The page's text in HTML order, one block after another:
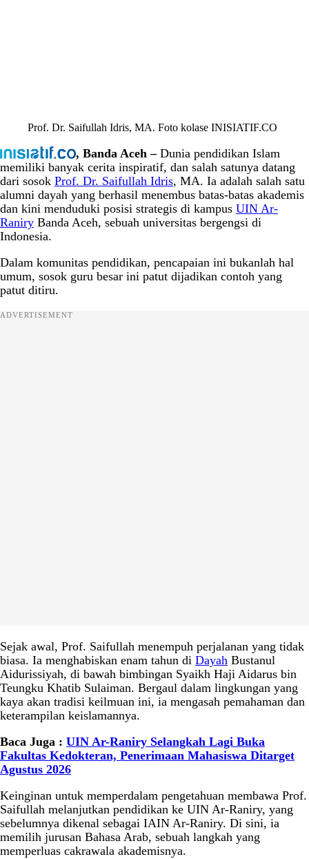
Prof. Dr. Saifullah Idris, MA. Foto kolase INISIATIF.CO
, Banda Aceh –Dunia pendidikan Islam
memiliki banyak cerita inspiratif, dan salah satunya datang
dari sosok Prof. Dr. Saifullah Idris, MA. Ia adalah salah satu
alumni dayah yang berhasil menembus batas-batas akademis
dan kini menduduki posisi strategis di kampus UIN Ar-
Raniry Banda Aceh, sebuah universitas bergengsi di
Indonesia.
Dalam komunitas pendidikan, pencapaian ini bukanlah hal
umum, sosok guru besar ini patut dijadikan contoh yang
patut ditiru.
ADVERTISEMENT
Sejak awal, Prof. Saifullah menempuh perjalanan yang tidak
biasa. Ia menghabiskan enam tahun di Dayah Bustanul
Aidurissiyah, di bawah bimbingan Syaikh Haji Aidarus bin
Teungku Khatib Sulaiman. Bergaul dalam lingkungan yang
kaya akan tradisi keilmuan ini, ia mengasah pemahaman dan
keterampilan keislamannya.
Baca Juga : UIN Ar-Raniry Selangkah Lagi Buka
Fakultas Kedokteran, Penerimaan Mahasiswa Ditarget
Agustus 2026
Keinginan untuk memperdalam pengetahuan membawa Prof.
Saifullah melanjutkan pendidikan ke UIN Ar-Raniry, yang
sebelumnya dikenal sebagai IAIN Ar-Raniry. Di sini, ia
memilih jurusan Bahasa Arab, sebuah langkah yang
memperluas cakrawala akademisnya.